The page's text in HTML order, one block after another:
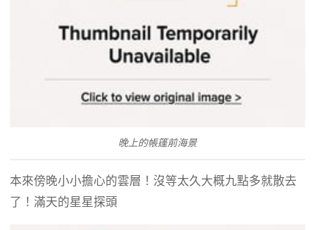
晚上的帳篷前海景
本來傍晚小小擔心的雲層！沒等太久大概九點多就散去
了！滿天的星星探頭